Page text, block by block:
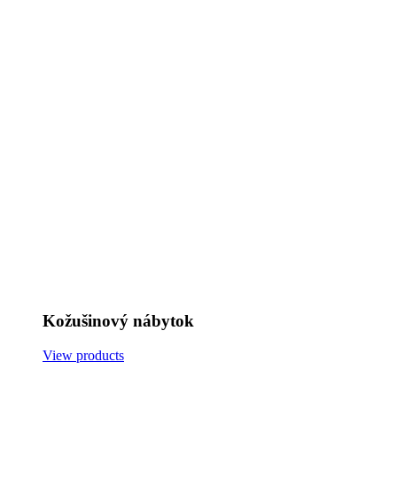
Kožušinový nábytok
View products